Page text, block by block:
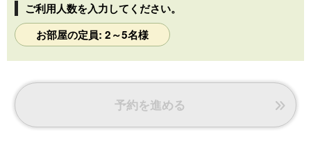
・天然アロマの茶香炉をご用意
・加湿機能付き空気清浄機をご用意
・お部屋で無料WIFIをご利用いただける
ご利用人数を入力してください。
お部屋の定員: 2～5名様
予約を進める